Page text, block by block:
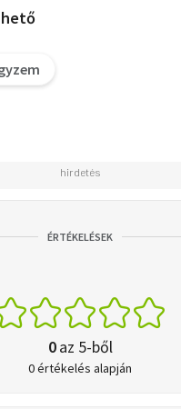
ÉRTÉKELÉSEK
0az 5-ből
0 értékelés alapján